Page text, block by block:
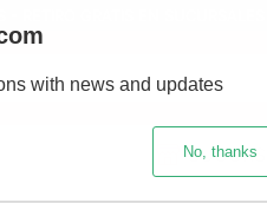
with news and updates
No, thanks